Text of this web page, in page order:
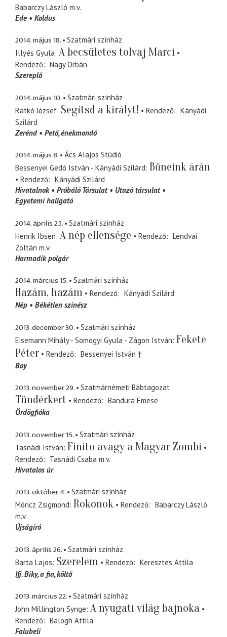
Babarczy László m.v.
Ede
Koldus
2014. május 18.
Szatmári színház
Illyés Gyula A becsületes tolvaj Marci
Rendező
Nagy Orbán
Szereplő
2014. május 10.
Szatmári színház
Ratkó József Segítsd a királyt! Rendező
Kányádi
Szilárd
Zerénd
Pető énekmondó
2014. május 8.
Ács Alajos Stúdió
Bessenyei Gedő István - Kányádi Szilárd Bűneink árán
Rendező
Kányádi Szilárd
Hivatalnok
Próbáló Társulat
Utazó társulat
Egyetemi hallgató
2014. április 25.
Szatmári színház
Henrik Ibsen A nép ellensége Rendező
Lendvai
Zoltán m.v.
Harmadik polgár
2014. március 15. Szatmári színház
Hazám, hazám Rendező
Kányádi Szilárd
Nép
Békétlen színész
2013. december 30.
Szatmári színház
Eisemann Mihály - Somogyi Gyula - Zágon István Fekete
Péter
Rendező
Bessenyei István †
Boy
2013. november 29. Szatmárnémeti Bábtagozat
Tündérkert Rendező
Bandura Emese
Ördögfióka
2013. november 15.
Szatmári színház
Tasnádi István Finito avagy a Magyar Zombi
Rendező Tasnádi Csaba m.v.
Hivatalos úr
2013. október 4.
Szatmári színház
Móricz Zsigmond Rokonok Rendező
Babarczy László
m.v.
Újságíró
2013. április 26.
Szatmári színház
Barta Lajos Szerelem Rendező
Keresztes Attila
Ifj. Biky a fia, költő
2013. március 22.
Szatmári színház
John Millington Synge A nyugati világ bajnoka
Rendező
Balogh Attila
Falubeli